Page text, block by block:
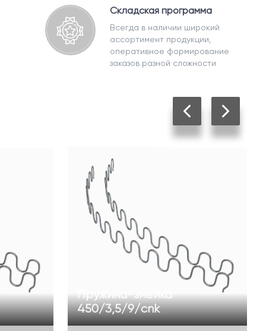
Складская программа
Всегда в наличии широкий
ассортимент продукции,
оперативное формирование
заказов разной сложности
Пружина-змейка
450/3,5/9/cnk